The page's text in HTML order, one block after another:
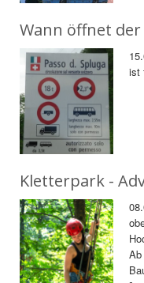
Wann öffnet der
ist
Kletterpark -